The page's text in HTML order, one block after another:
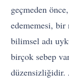
geçmeden
edememesi,
bilimsel adı
birçok sebep
düzensizliğidir.